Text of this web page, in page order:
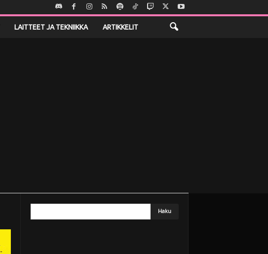
LAITTEET JA TEKNIIKKA ARTIKKELIT